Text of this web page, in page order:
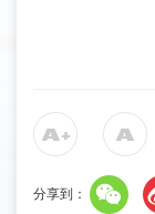
分享到：